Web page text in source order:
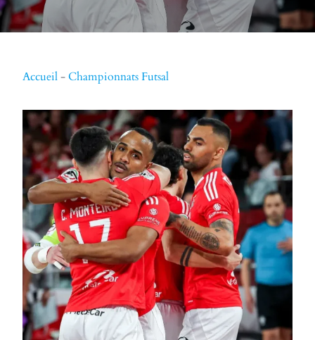
Accueil-Championnats Futsal